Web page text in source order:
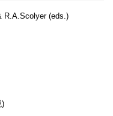
R.A.Scolyer (eds.)
)